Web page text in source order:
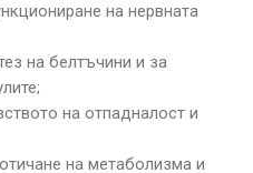
на нервната
на белтъчини и за
на отпадналост и
на метаболизма и